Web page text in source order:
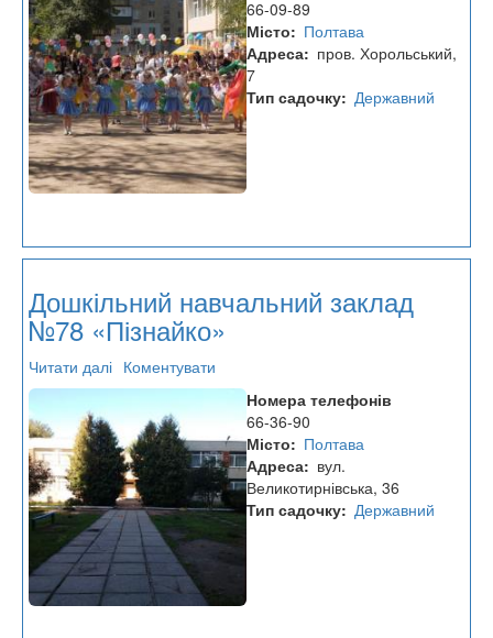
заклад
№80
«Червона
гвоздика»
66-09-89
Місто
Полтава
Адреса
пров. Хорольський,
7
Тип садочку Державний
Дошкільний навчальний заклад
№78 «Пізнайко»
Читати далі про
Дошкільний
навчальний
заклад
№78
«Пізнайко»
Коментувати
Номера телефонів
66-36-90
Місто
Полтава
Адреса
вул.
Великотирнівська, 36
Тип садочку Державний